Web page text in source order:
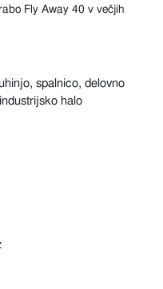
Fly Away 40 v večjih
spalnico, delovno
halo